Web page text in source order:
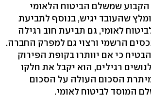
שמשלם הביטוח הלאומי
מומלץ שהעובד יגיש, בנוסף לתביעת
לאומי, גם תביעת חוב רגילה
הרשמי ורצוי גם למפרק החברה.
כי אם יוותרו בקופת הפירוק
רגילים, הוא יקבל את חלקו
הסכום העולה על הסכום
המוסד לביטוח לאומי.